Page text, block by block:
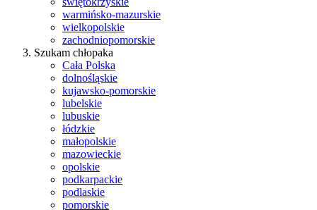
warmińsko-mazurskie
wielkopolskie
zachodniopomorskie
Szukam chłopaka
Cała Polska
dolnośląskie
kujawsko-pomorskie
lubelskie
lubuskie
łódzkie
małopolskie
mazowieckie
opolskie
podkarpackie
podlaskie
pomorskie